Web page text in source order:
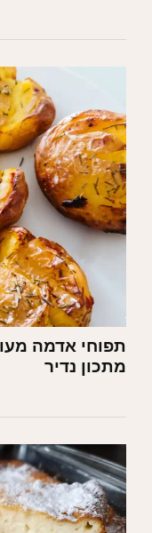
תפוחי אדמה
מתכון נדיר